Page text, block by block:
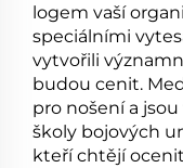
logem vaší
speciálními
vytvořili
budou cenit.
pro nošení a
školy bojových
kteří chtějí